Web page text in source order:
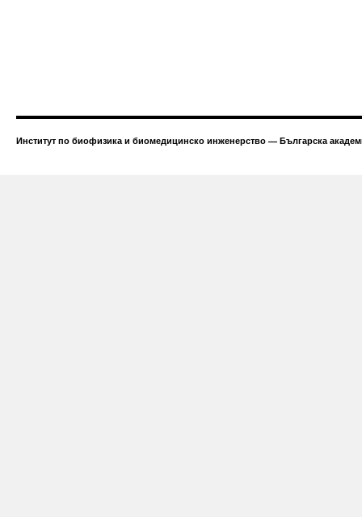
Институт по биофизика и биомедицинско инженерство — Българска